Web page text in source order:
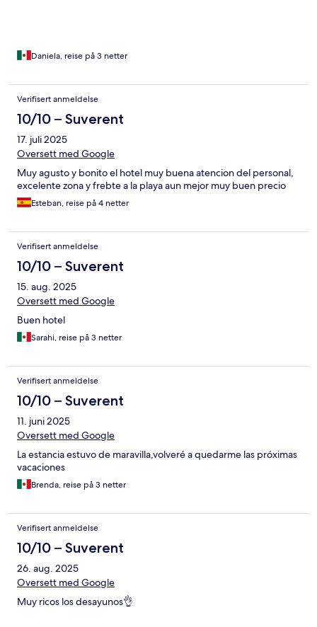
Daniela, reise på 3 netter
Verifisert anmeldelse
10/10 – Suverent
17. juli 2025
Oversett med Google
Muy agusto y bonito el hotel muy buena atencion del personal,
excelente zona y frebte a la playa aun mejor muy buen precio
Esteban, reise på 4 netter
Verifisert anmeldelse
10/10 – Suverent
15. aug. 2025
Oversett med Google
Buen hotel
Sarahi, reise på 3 netter
Verifisert anmeldelse
10/10 – Suverent
11. juni 2025
Oversett med Google
La estancia estuvo de maravilla,volveré a quedarme las próximas
vacaciones
Brenda, reise på 3 netter
Verifisert anmeldelse
10/10 – Suverent
26. aug. 2025
Oversett med Google
Muy ricos los desayunos👌